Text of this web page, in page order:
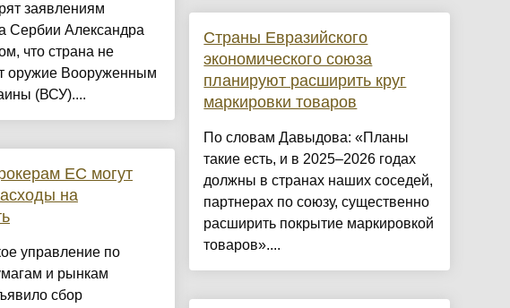
заявлениям
Сербии Александра
что страна не
оружие Вооруженным
(ВСУ)....
ЕС могут
на
управление по
и рынкам
сбор
Страны Евразийского
экономического союза
планируют расширить круг
маркировки товаров
По словам Давыдова: «Планы
такие есть, и в 2025–2026 годах
должны в странах наших соседей,
партнерах по союзу, существенно
расширить покрытие маркировкой
товаров»....